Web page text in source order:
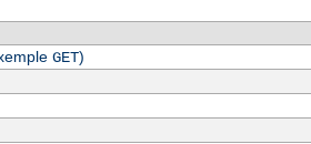
GET)